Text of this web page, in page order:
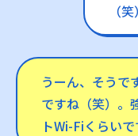
（笑
うーん、そうで
ですね（笑）。
トWi-Fiくらい